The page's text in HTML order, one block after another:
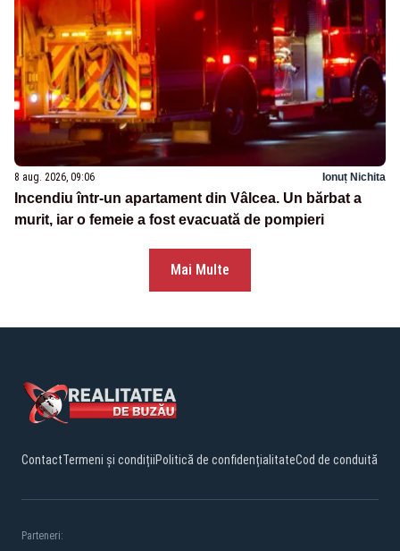
8 aug. 2026, 09:06 Ionuț Nichita
Incendiu într-un apartament din Vâlcea. Un bărbat a
murit, iar o femeie a fost evacuată de pompieri
Mai Multe
ContactTermeni și condițiiPolitică de confidențialitateCod de conduită
Parteneri: